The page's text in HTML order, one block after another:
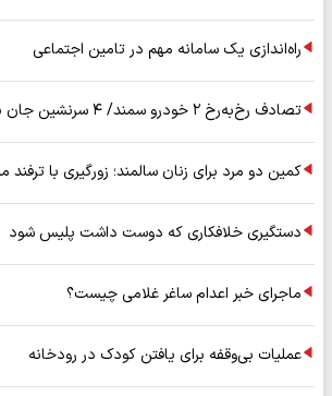
راه‌اندازی یک سامانه مهم در تامین اجتماعی
تصادف رخ‌به‌رخ ۲ خودرو سمند/ ۴ سرنشین جان باختند
کمین دو مرد برای زنان سالمند؛ زورگیری با
دستگیری خلافکاری که دوست داشت پلیس شود
ماجرای خبر اعدام ساغر غلامی چیست؟
عملیات بی‌وقفه برای یافتن کودک در رودخانه